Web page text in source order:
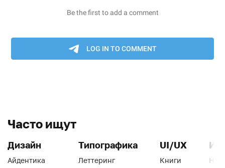
Часто ищут
Дизайн
Айдентика
Типографика
Леттеринг
UI/UX
Книги